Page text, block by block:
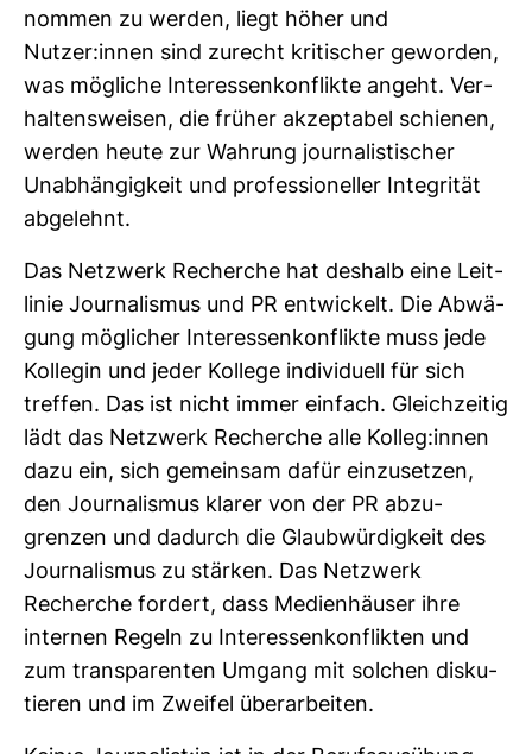
nommen zu werden, liegt höher und
Nutzer:innen sind zurecht kri­ti­scher geworden,
was mög­liche Inter­es­sen­kon­flikte angeht. Ver­
hal­tens­weisen, die früher akzep­tabel schienen,
werden heute zur Wah­rung jour­na­lis­ti­scher
Unab­hän­gig­keit und pro­fes­sio­neller Inte­grität
abge­lehnt.
Das Netz­werk Recherche hat des­halb eine Leit­
linie Jour­na­lismus und PR ent­wi­ckelt. Die Abwä­
gung mög­li­cher Inter­es­sen­kon­flikte muss jede
Kol­legin und jeder Kol­lege indi­vi­duell für sich
treffen. Das ist nicht immer ein­fach. Gleich­zeitig
lädt das Netz­werk Recherche alle Kolleg:innen
dazu ein, sich gemeinsam dafür ein­zu­setzen,
den Jour­na­lismus klarer von der PR abzu­
grenzen und dadurch die Glaub­wür­dig­keit des
Jour­na­lismus zu stärken. Das Netz­werk
Recherche for­dert, dass Medi­en­häuser ihre
internen Regeln zu Inter­es­sen­kon­flikten und
zum trans­pa­renten Umgang mit sol­chen dis­ku­
tieren und im Zweifel über­ar­beiten.